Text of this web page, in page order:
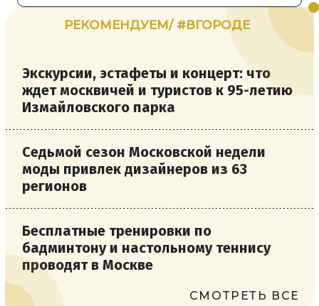
РЕКОМЕНДУЕМ/ #ВГОРОДЕ
Экскурсии, эстафеты и концерт: что
ждет москвичей и туристов к 95-летию
Измайловского парка
Седьмой сезон Московской недели
моды привлек дизайнеров из 63
регионов
Бесплатные тренировки по
бадминтону и настольному теннису
проводят в Москве
СМОТРЕТЬ ВСЕ